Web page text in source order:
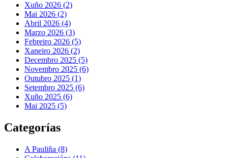
Xuño 2026 (2)
Mai 2026 (2)
Abril 2026 (4)
Marzo 2026 (3)
Febreiro 2026 (5)
Xaneiro 2026 (2)
Decembro 2025 (5)
Novembro 2025 (6)
Outubro 2025 (1)
Setembro 2025 (6)
Xuño 2025 (6)
Mai 2025 (5)
Categorías
A Pauliña (8)